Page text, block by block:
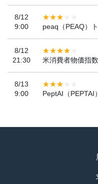
8/12
9:00
peaq（PEAQ）
8/12
21:30
米消費者物価指
8/13
9:00
PeptAI（PEPTAI